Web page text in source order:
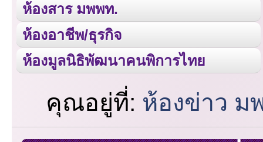
ห้องสาร มพพท.
ห้องอาชีพ/ธุรกิจ
ห้องมูลนิธิพัฒนาคนพิการไทย
คุณอยู่ที่: ห้องข่าว